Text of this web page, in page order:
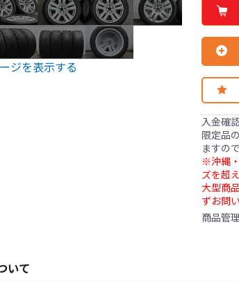
ジを表示する
入金確
限定品
ますの
※沖縄
ズを超
大型商
ずお問
商品管
いて